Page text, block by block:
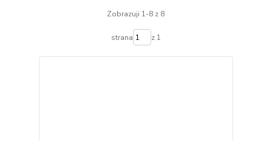
Zobrazuji 1-8 z 8
strana z 1